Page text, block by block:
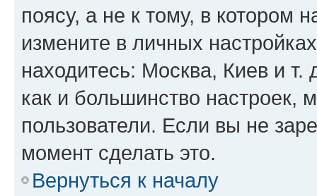
поясу, а не к тому, в котором
измените в личных
находитесь: Москва, Киев и т.
как и большинство настроек,
пользователи. Если вы не
момент сделать это.
Вернуться к началу